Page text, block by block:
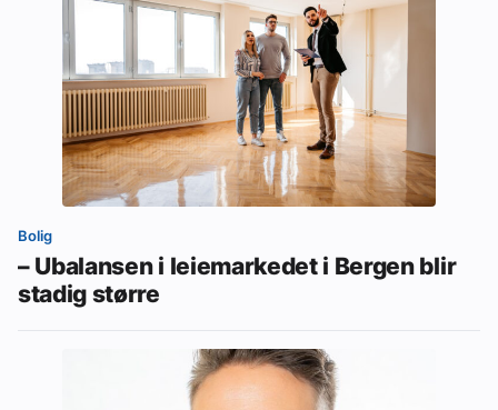
Bolig
– Ubalansen i leiemarkedet i Bergen blir
stadig større